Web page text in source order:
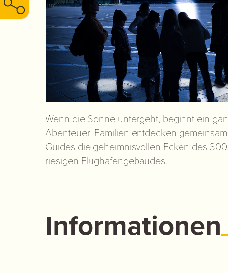
Wenn die Sonne untergeht, beginnt ein
Abenteuer: Familien entdecken
Guides die geheimnisvollen Ecken des
riesigen Flughafengebäudes.
Informationen